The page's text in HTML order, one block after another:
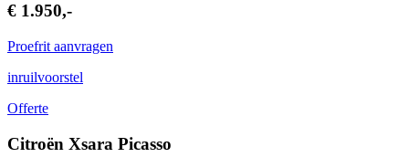
€ 1.950,-
Proefrit aanvragen
inruilvoorstel
Offerte
Citroën Xsara Picasso